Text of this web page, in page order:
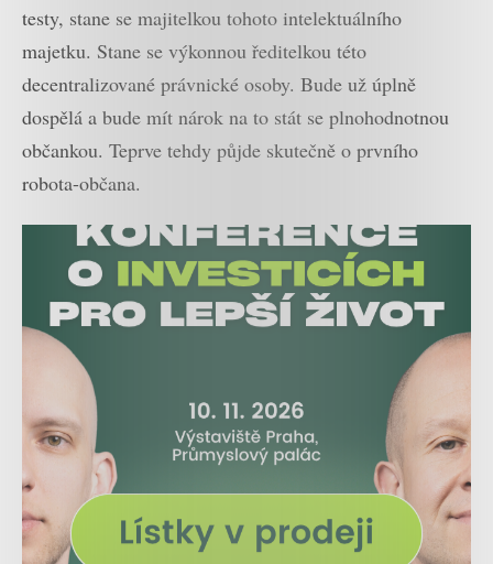
testy, stane se majitelkou tohoto intelektuálního
majetku. Stane se výkonnou ředitelkou této
decentralizované právnické osoby. Bude už úplně
dospělá a bude mít nárok na to stát se plnohodnotnou
občankou. Teprve tehdy půjde skutečně o prvního
robota-občana.